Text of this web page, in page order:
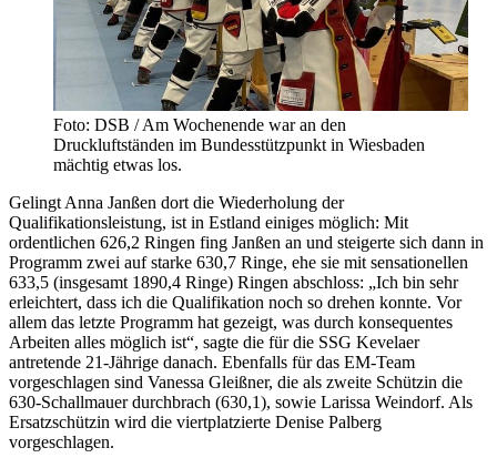
Foto: DSB / Am Wochenende war an den
Druckluftständen im Bundesstützpunkt in Wiesbaden
mächtig etwas los.
Gelingt Anna Janßen dort die Wiederholung der
Qualifikationsleistung, ist in Estland einiges möglich: Mit
ordentlichen 626,2 Ringen fing Janßen an und steigerte sich dann in
Programm zwei auf starke 630,7 Ringe, ehe sie mit sensationellen
633,5 (insgesamt 1890,4 Ringe) Ringen abschloss: „Ich bin sehr
erleichtert, dass ich die Qualifikation noch so drehen konnte. Vor
allem das letzte Programm hat gezeigt, was durch konsequentes
Arbeiten alles möglich ist“, sagte die für die SSG Kevelaer
antretende 21-Jährige danach. Ebenfalls für das EM-Team
vorgeschlagen sind Vanessa Gleißner, die als zweite Schützin die
630-Schallmauer durchbrach (630,1), sowie Larissa Weindorf. Als
Ersatzschützin wird die viertplatzierte Denise Palberg
vorgeschlagen.